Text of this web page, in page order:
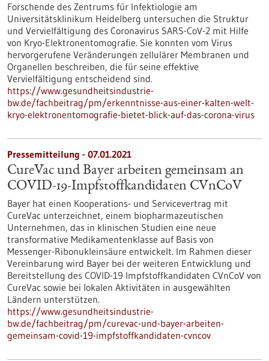
Forschende des Zentrums für Infektiologie am
Universitätsklinikum Heidelberg untersuchen die Struktur
und Vervielfältigung des Coronavirus SARS-CoV-2 mit Hilfe
von Kryo-Elektronentomografie. Sie konnten vom Virus
hervorgerufene Veränderungen zellulärer Membranen und
Organellen beschreiben, die für seine effektive
Vervielfältigung entscheidend sind.
https://www.gesundheitsindustrie-
bw.de/fachbeitrag/pm/erkenntnisse-aus-einer-kalten-welt-
kryo-elektronentomografie-bietet-blick-auf-das-corona-virus
Pressemitteilung - 07.01.2021
CureVac und Bayer arbeiten gemeinsam an
COVID-19-Impfstoffkandidaten CVnCoV
Bayer hat einen Kooperations- und Servicevertrag mit
CureVac unterzeichnet, einem biopharmazeutischen
Unternehmen, das in klinischen Studien eine neue
transformative Medikamentenklasse auf Basis von
Messenger-Ribonukleinsäure entwickelt. Im Rahmen dieser
Vereinbarung wird Bayer bei der weiteren Entwicklung und
Bereitstellung des COVID-19 Impfstoffkandidaten CVnCoV von
CureVac sowie bei lokalen Aktivitäten in ausgewählten
Ländern unterstützen.
https://www.gesundheitsindustrie-
bw.de/fachbeitrag/pm/curevac-und-bayer-arbeiten-
gemeinsam-covid-19-impfstoffkandidaten-cvncov